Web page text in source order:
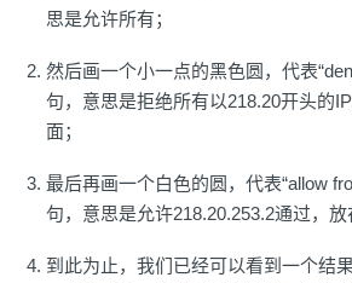
思是允许所有；
然后画一个小一点的黑色圆，代表
句，意思是拒绝所有以218.20开头的
面；
最后再画一个白色的圆，代表“allow
句，意思是允许218.20.253.2通过，放
到此为止，我们已经可以看到一个结